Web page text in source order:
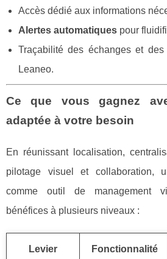
Accès dédié aux informations
Alertes automatiques pour
Traçabilité des échanges et
Leaneo.
Ce que vous gagnez
adaptée à votre besoin
En réunissant localisation,
pilotage visuel et collaboration,
comme outil de management
bénéfices à plusieurs niveaux :
Levier
Fonctionnalité